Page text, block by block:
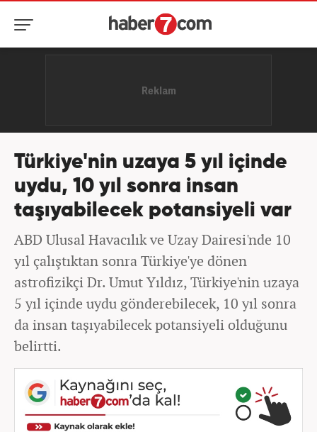
Türkiye'nin uzaya 5 yıl içinde
uydu, 10 yıl sonra insan
taşıyabilecek potansiyeli var
ABD Ulusal Havacılık ve Uzay Dairesi'nde 10
yıl çalıştıktan sonra Türkiye'ye dönen
astrofizikçi Dr. Umut Yıldız, Türkiye'nin uzaya
5 yıl içinde uydu gönderebilecek, 10 yıl sonra
da insan taşıyabilecek potansiyeli olduğunu
belirtti.